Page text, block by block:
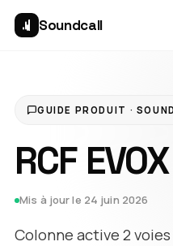
Soundcall
GUIDE PRODUIT ·
RCF
Mis à jour le 24 juin 2026
Colonne active 2